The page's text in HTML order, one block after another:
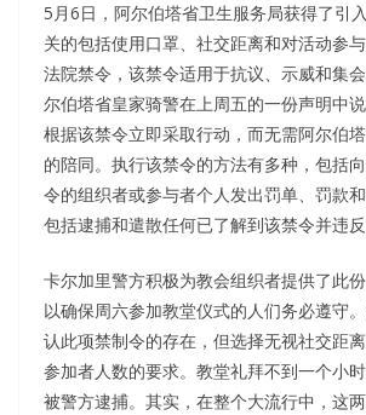
5月6日，阿尔伯塔省卫生服务局获得了引
关的包括使用口罩、社交距离和对活动参
法院禁令，该禁令适用于抗议、示威和集
尔伯塔省皇家骑警在上周五的一份声明中
根据该禁令立即采取行动，而无需阿尔伯
的陪同。执行该禁令的方法有多种，包括
令的组织者或参与者个人发出罚单、罚款
包括逮捕和遣散任何已了解到该禁令并违反
卡尔加里警方积极为教会组织者提供了此
以确保周六参加教堂仪式的人们务必遵守
认此项禁制令的存在，但选择无视社交距
参加者人数的要求。教堂礼拜不到一个小
被警方逮捕。其实，在整个大流行中，这